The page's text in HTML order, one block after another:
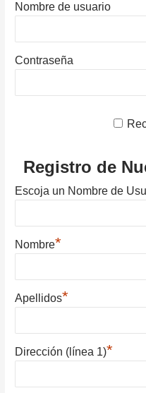
Nombre de usuario
Contraseña
Registro de
Escoja un Nombre de
Nombre*
Apellidos*
Dirección (línea 1)*